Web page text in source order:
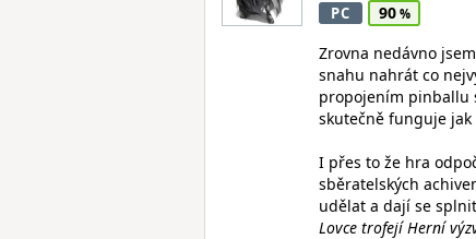
PC
90
Zrovna nedávno
snahu nahrát co
propojením pinballu
skutečně funguje jak
I přes to že hra
sběratelských
udělat a dají se
Lovce trofejí Herní